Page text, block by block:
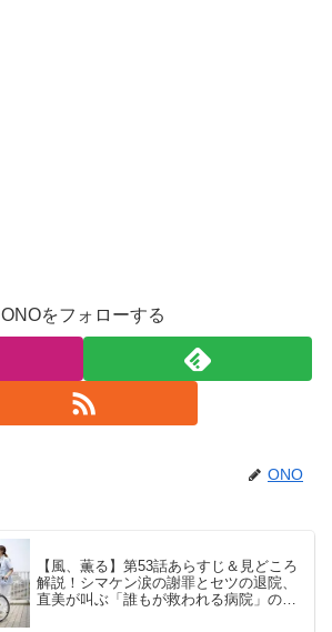
ONOをフォローする
ONO
【風、薫る】第53話あらすじ＆見どころ
解説！シマケン涙の謝罪とセツの退院、
直美が叫ぶ「誰もが救われる病院」の理